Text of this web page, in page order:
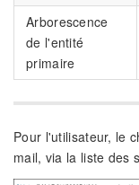
Arborescence
de l'entité
primaire
Pour l'utilisateur, le
mail, via la liste des